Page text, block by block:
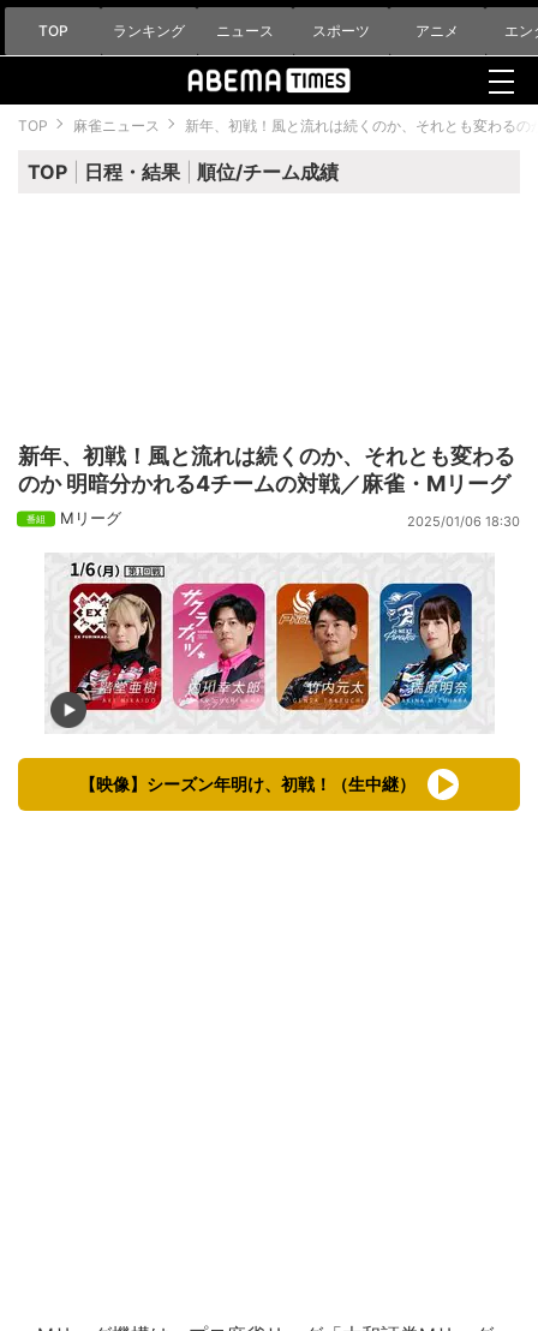
TOP ランキング ニュース スポーツ アニメ エン
TOP 麻雀ニュース 新年、初戦！風と流れは続くのか、それとも変わる
TOP 日程・結果 順位/チーム成績
新年、初戦！風と流れは続くのか、それとも変わる
のか 明暗分かれる4チームの対戦／麻雀・Mリーグ
Mリーグ 2025/01/06 18:30
【映像】シーズン年明け、初戦！（生中継）